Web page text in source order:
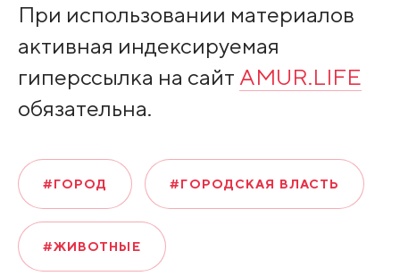
При использовании материалов
активная индексируемая
гиперссылка на сайт AMUR.LIFE
обязательна.
#ГОРОД #ГОРОДСКАЯ ВЛАСТЬ
#ЖИВОТНЫЕ